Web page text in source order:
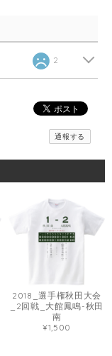
2
通報する
2018_選手権秋田大会
_2回戦_大館鳳鳴-秋田
南
¥1,500